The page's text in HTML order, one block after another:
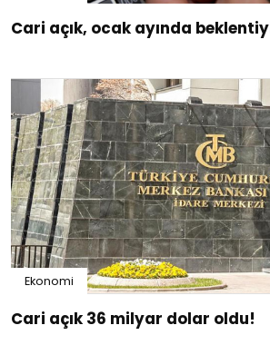
Cari açık, ocak ayında
Ekonomi
Cari açık 36 milyar dolar oldu!